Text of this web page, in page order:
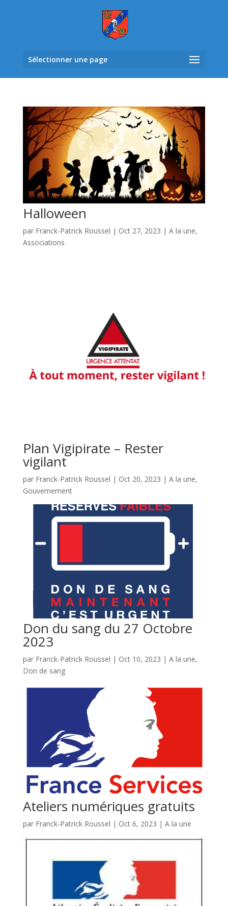
Sélectionner une page
Halloween
par Franck-Patrick Roussel | Oct 27, 2023 | A la une,
Associations
Plan Vigipirate – Rester
vigilant
par Franck-Patrick Roussel | Oct 20, 2023 | A la une,
Gouvernement
Don du sang du 27 Octobre
2023
par Franck-Patrick Roussel | Oct 10, 2023 | A la une,
Don de sang
Ateliers numériques gratuits
par Franck-Patrick Roussel | Oct 6, 2023 | A la une